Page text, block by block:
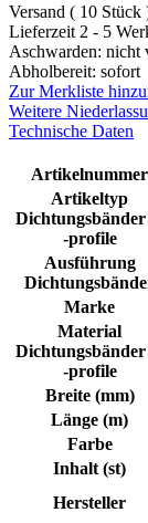
Versand ( 10 Stück
Lieferzeit 2 - 5
Aschwarden: nicht
Abholbereit: sofort
Zur Merkliste
Weitere
Technische Daten
Artikelnummer
Artikeltyp
-profile
Ausführung
Marke
Material
-profile
Breite (mm)
Länge (m)
Farbe
Inhalt (st)
Hersteller